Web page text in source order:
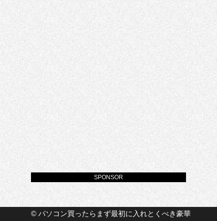
© パソコン買ったらまず最初に入れとくべき豪華
SPONSOR